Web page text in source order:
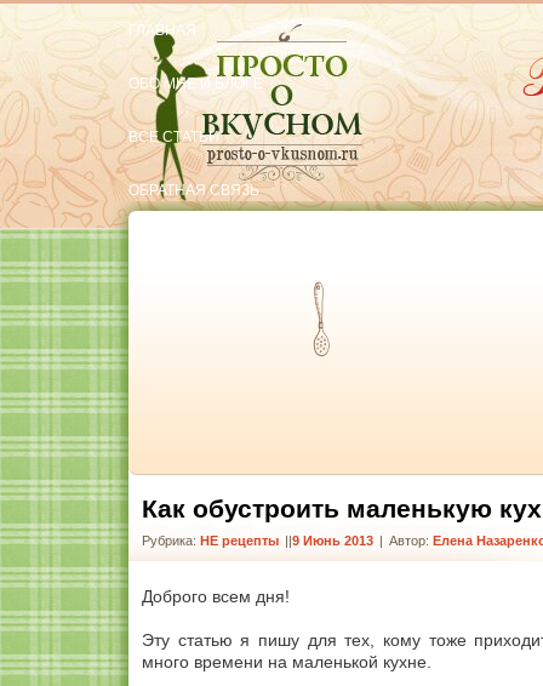
ГЛАВНАЯ
ОБО МНЕ И БЛОГЕ
ВСЕ СТАТЬИ
ОБРАТНАЯ СВЯЗЬ
Как обустроить маленькую
Рубрика: НЕ рецепты | 9 Июнь 2013 | Автор: Елена
Доброго всем дня!
Эту статью я пишу для тех, кому тоже
много времени на маленькой кухне.